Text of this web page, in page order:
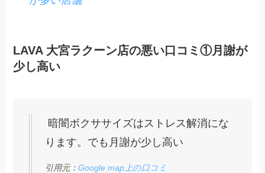
LAVA 大宮ラクーン店の悪い口コミ①月謝が
少し高い
暗闇ボクササイズはストレス解消にな
ります。でも月謝が少し高い
引用元：Google map上の口コミ